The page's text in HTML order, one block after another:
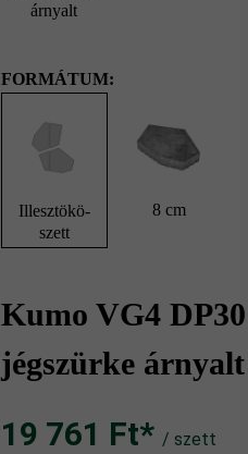
árnyalt
FORMÁTUM:
Illesztökö-
szett
8 cm
Kumo VG4
jégszürke árnyalt
19 761 Ft‎‎‎*/ szett